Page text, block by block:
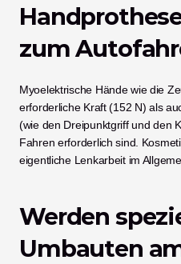
zum
Myoelektrische Hände wie die
erforderliche Kraft (152 N) als
(wie den Dreipunktgriff und den
Fahren erforderlich sind.
eigentliche Lenkarbeit im
Werden
Umbauten